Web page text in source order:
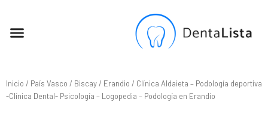
Inicio / País Vasco / Biscay/ Erandio / Clínica Aldaieta – Podología deportiva
-Clínica Dental- Psicología – Logopedia – Podología en Erandio